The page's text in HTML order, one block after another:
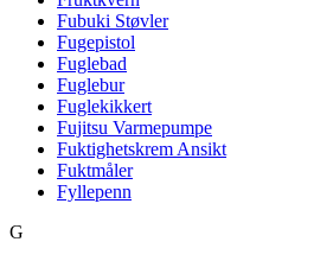
Fubuki Støvler
Fugepistol
Fuglebad
Fuglebur
Fuglekikkert
Fujitsu Varmepumpe
Fuktighetskrem Ansikt
Fuktmåler
Fyllepenn
G